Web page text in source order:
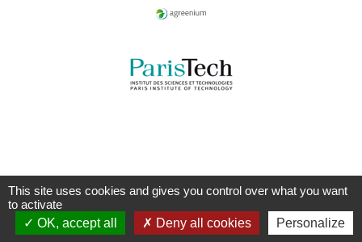
This site uses cookies and gives you control over what you want
to activate
OK, accept all
Deny all cookies Personalize